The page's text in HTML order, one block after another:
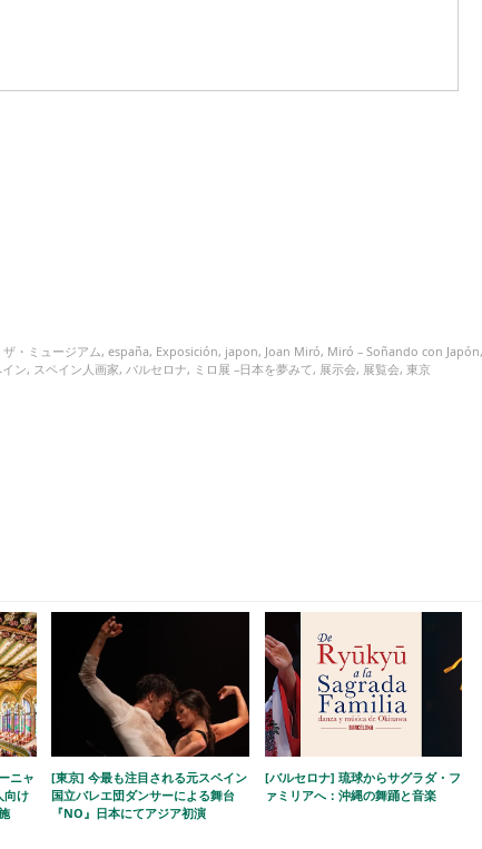
・ミュージアム, españa, Exposición, japon, Joan Miró, Miró – Soñando con Japón,
ン, スペイン人画家, バルセロナ, ミロ展 –日本を夢みて, 展示会, 展覧会, 東京
ニャ
向け
[東京] 今最も注目される元スペイン
国立バレエ団ダンサーによる舞台
『NO』日本にてアジア初演
[バルセロナ] 琉球からサグラダ・フ
ァミリアへ：沖縄の舞踊と音楽